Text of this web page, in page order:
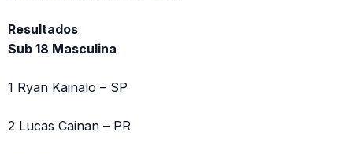
Resultados
Sub 18 Masculina
1 Ryan Kainalo – SP
2 Lucas Cainan – PR